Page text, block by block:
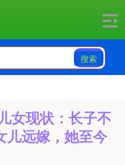
搜索
女现状：长子不
儿远嫁，她至今